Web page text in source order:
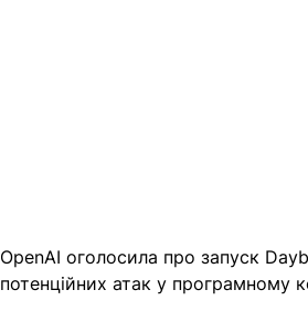
OpenAI оголосила про запуск
потенційних атак у програмному